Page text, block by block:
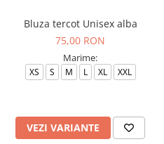
Bluza tercot Unisex alba
75,00 RON
Marime:
XS S M L XL XXL
VEZI VARIANTE